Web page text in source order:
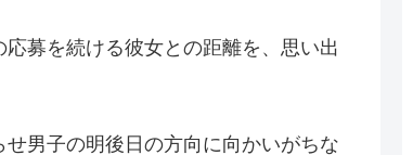
募を続ける彼女との距離を、思い出
男子の明後日の方向に向かいがちな